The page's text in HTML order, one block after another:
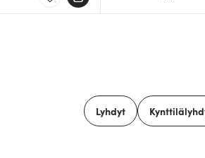
Lyhdyt